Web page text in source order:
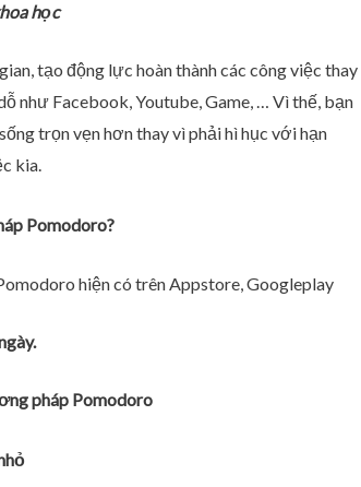
học
tạo động lực hoàn thành các công việc thay
như Facebook, Youtube, Game, … Vì thế, bạn
trọn vẹn hơn thay vì phải hì hục với hạn
kia.
Pomodoro?
hiện có trên Appstore, Googleplay
pháp Pomodoro